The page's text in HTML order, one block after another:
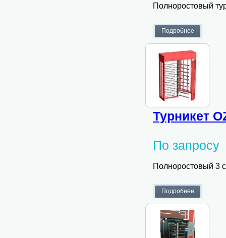
Полноростовый
Турникет
По запросу
Полноростовый 3